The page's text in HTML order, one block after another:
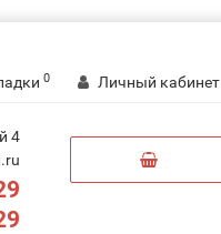
0 Личный кабинет
4